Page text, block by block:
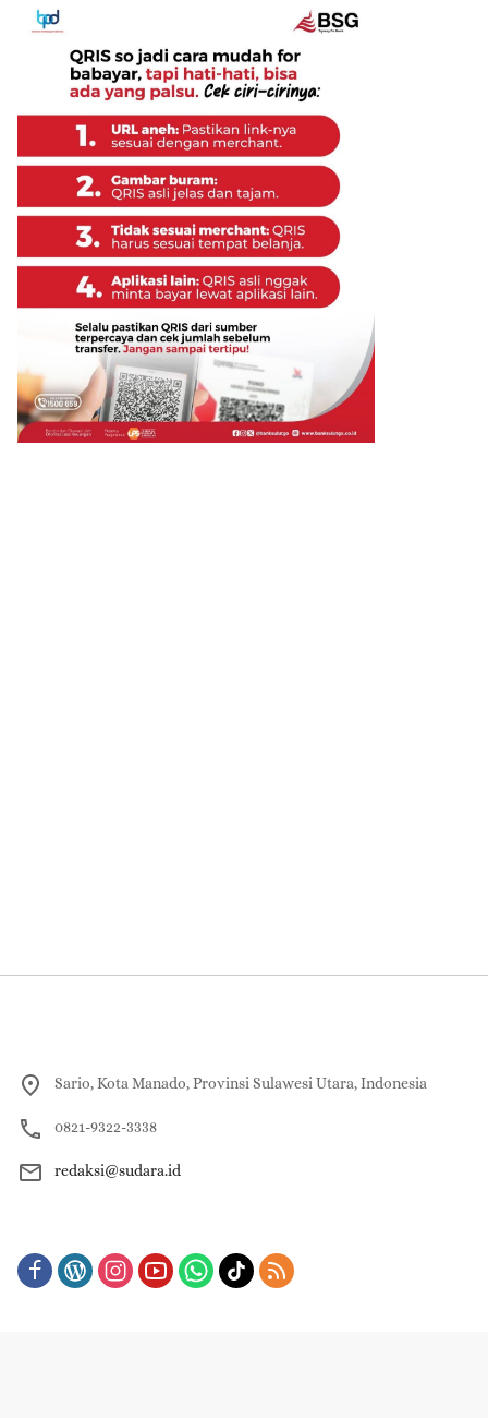
Sario, Kota Manado, Provinsi Sulawesi Utara, Indonesia
0821-9322-3338
redaksi@sudara.id